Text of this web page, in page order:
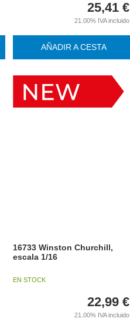
25,41 €
21.00% IVA incluido
AÑADIR A CESTA
16733 Winston Churchill,
escala 1/16
EN STOCK
22,99 €
21.00% IVA incluido